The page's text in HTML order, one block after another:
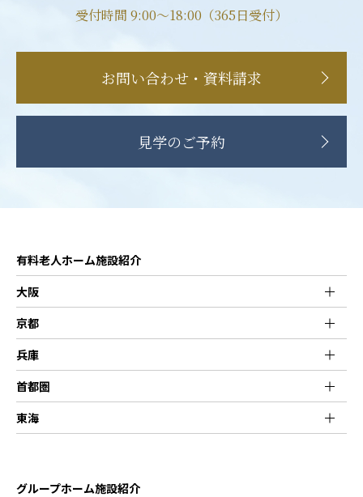
受付時間 9:00〜18:00（365日受付）
お問い合わせ・資料請求
見学のご予約
有料老人ホーム施設紹介
大阪
京都
兵庫
首都圏
東海
グループホーム施設紹介